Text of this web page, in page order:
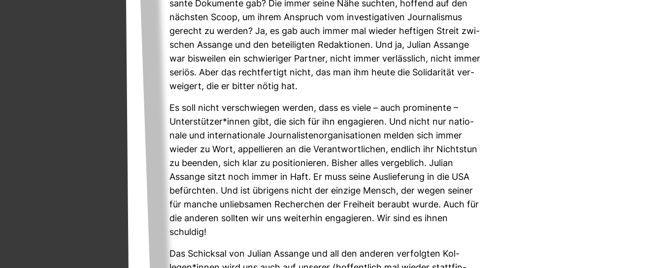
sante Doku­mente gab? Die immer seine Nähe suchten, hof­fend auf den
nächsten Scoop, um ihrem Anspruch vom inves­ti­ga­tiven Jour­na­lismus
gerecht zu werden? Ja, es gab auch immer mal wieder hef­tigen Streit zwi­
schen Assange und den betei­ligten Redak­tionen. Und ja, Julian Assange
war bis­weilen ein schwie­riger Partner, nicht immer ver­läss­lich, nicht immer
seriös. Aber das recht­fer­tigt nicht, das man ihm heute die Soli­da­rität ver­
wei­gert, die er bitter nötig hat.
Es soll nicht ver­schwiegen werden, dass es viele – auch pro­mi­nente –
Unter­stützer*innen gibt, die sich für ihn enga­gieren. Und nicht nur natio­
nale und inter­na­tio­nale Jour­na­lis­ten­or­ga­ni­sa­tionen melden sich immer
wieder zu Wort, appel­lieren an die Ver­ant­wort­li­chen, end­lich ihr Nichtstun
zu beenden, sich klar zu posi­tio­nieren. Bisher alles ver­geb­lich. Julian
Assange sitzt noch immer in Haft. Er muss seine Aus­lie­fe­rung in die USA
befürchten. Und ist übri­gens nicht der ein­zige Mensch, der wegen seiner
für manche unlieb­samen Recher­chen der Frei­heit beraubt wurde. Auch für
die anderen sollten wir uns wei­terhin enga­gieren. Wir sind es ihnen
schuldig!
Das Schicksal von Julian Assange und all den anderen ver­folgten Kol­